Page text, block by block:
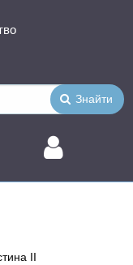
Знайти
ІІ